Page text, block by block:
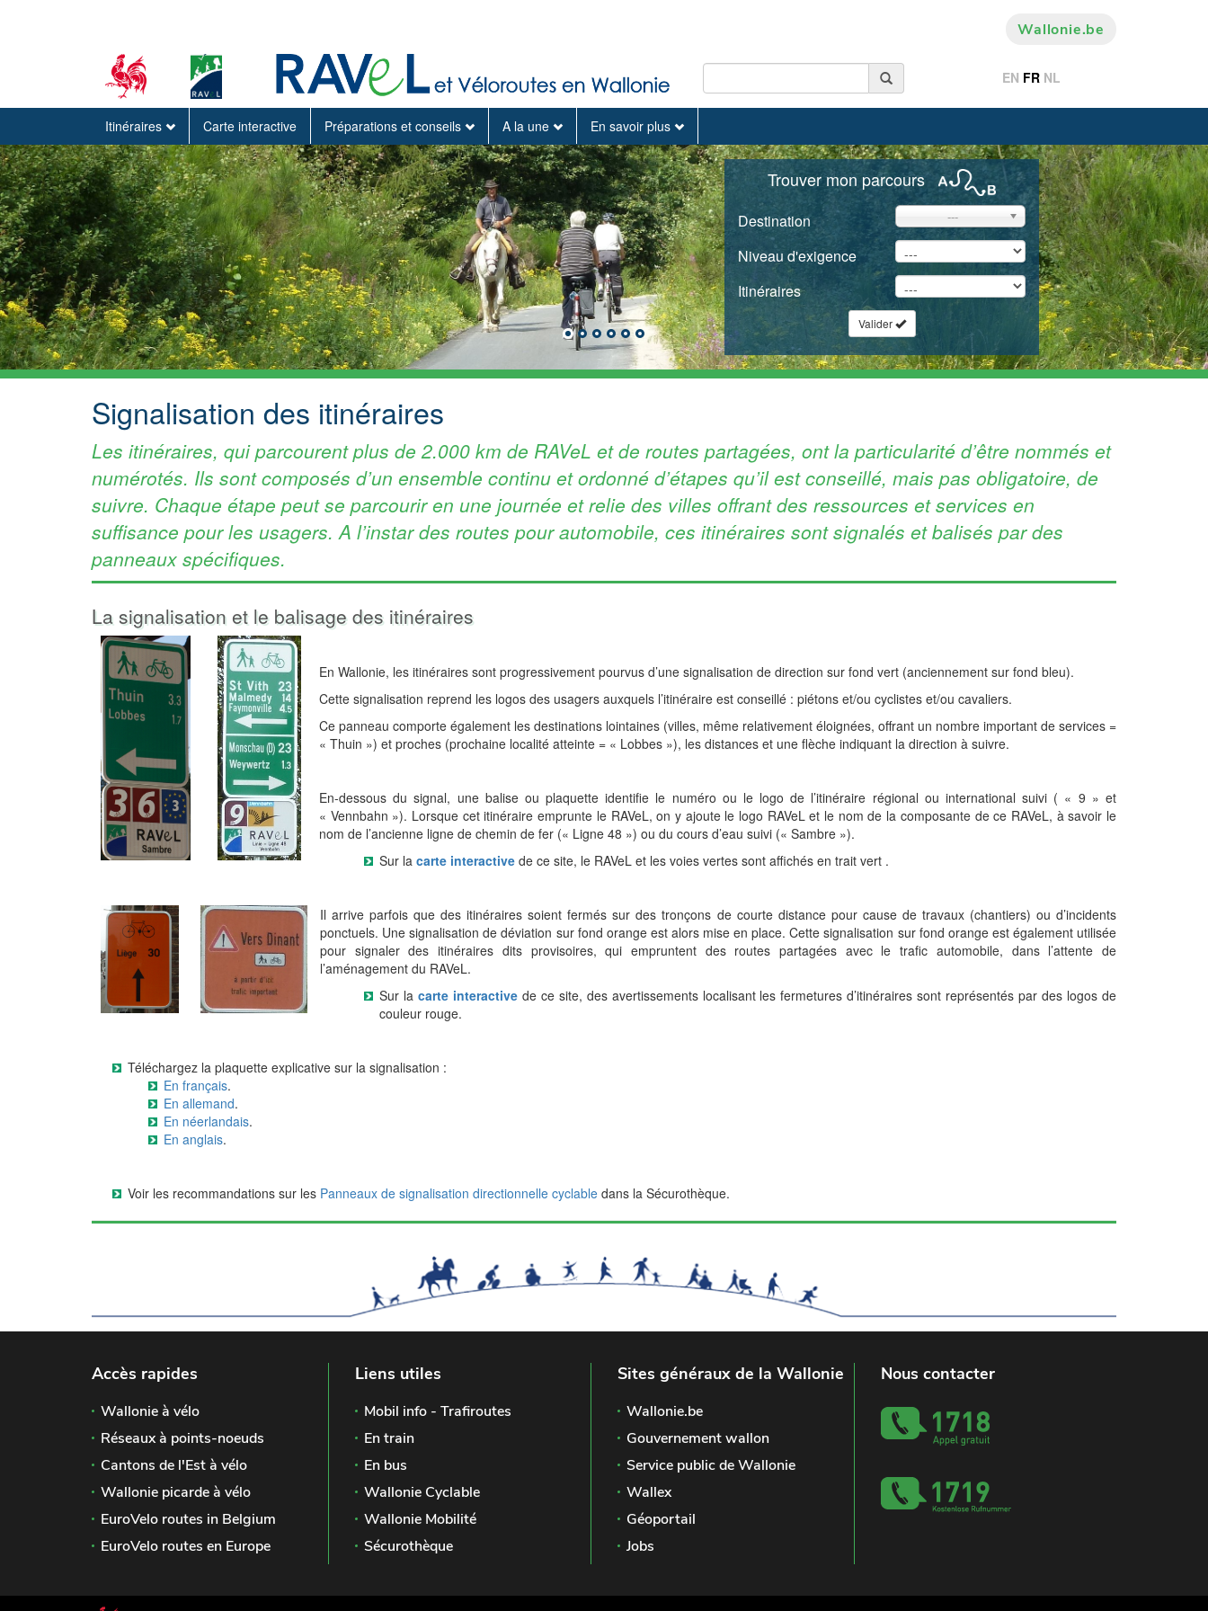
Wallonie.be
EN FR NL
Itinéraires Carte interactive Préparations et conseils A la une En savoir plus
Trouver mon parcours
Destination ---
Niveau d'exigence
Itinéraires
Valider
Signalisation des itinéraires
Les itinéraires, qui parcourent plus de 2.000 km de RAVeL et de routes partagées, ont la particularité d’être nommés et
numérotés. Ils sont composés d’un ensemble continu et ordonné d’étapes qu’il est conseillé, mais pas obligatoire, de
suivre. Chaque étape peut se parcourir en une journée et relie des villes offrant des ressources et services en
suffisance pour les usagers. A l’instar des routes pour automobile, ces itinéraires sont signalés et balisés par des
panneaux spécifiques.
La signalisation et le balisage des itinéraires
En Wallonie, les itinéraires sont progressivement pourvus d’une signalisation de direction sur fond vert (anciennement sur fond bleu).
Cette signalisation reprend les logos des usagers auxquels l’itinéraire est conseillé : piétons et/ou cyclistes et/ou cavaliers.
Ce panneau comporte également les destinations lointaines (villes, même relativement éloignées, offrant un nombre important de services =
« Thuin ») et proches (prochaine localité atteinte = « Lobbes »), les distances et une flèche indiquant la direction à suivre.
En-dessous du signal, une balise ou plaquette identifie le numéro ou le logo de l’itinéraire régional ou international suivi ( « 9 » et
« Vennbahn »). Lorsque cet itinéraire emprunte le RAVeL, on y ajoute le logo RAVeL et le nom de la composante de ce RAVeL, à savoir le
nom de l’ancienne ligne de chemin de fer (« Ligne 48 ») ou du cours d’eau suivi (« Sambre »).
Sur la carte interactive de ce site, le RAVeL et les voies vertes sont affichés en trait vert .
Il arrive parfois que des itinéraires soient fermés sur des tronçons de courte distance pour cause de travaux (chantiers) ou d’incidents
ponctuels. Une signalisation de déviation sur fond orange est alors mise en place. Cette signalisation sur fond orange est également utilisée
pour signaler des itinéraires dits provisoires, qui empruntent des routes partagées avec le trafic automobile, dans l’attente de
l’aménagement du RAVeL.
Sur la carte interactivede ce site, des avertissements localisant les fermetures d’itinéraires sont représentés par des logos de
couleur rouge.
Téléchargez la plaquette explicative sur la signalisation :
En français.
En allemand.
En néerlandais.
En anglais.
Voir les recommandations sur les Panneaux de signalisation directionnelle cyclable dans la Sécurothèque.
Accès rapides
Wallonie à vélo
Réseaux à points-noeuds
Cantons de l'Est à vélo
Wallonie picarde à vélo
EuroVelo routes in Belgium
EuroVelo routes en Europe
Liens utiles
Mobil info - Trafiroutes
En train
En bus
Wallonie Cyclable
Wallonie Mobilité
Sécurothèque
Sites généraux de la Wallonie
Wallonie.be
Gouvernement wallon
Service public de Wallonie
Wallex
Géoportail
Jobs
Nous contacter